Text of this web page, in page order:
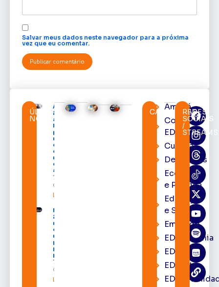
Salvar meus dados neste navegador para a próxima
vez que eu comentar.
ÚLTIMAS
NOTÍCIAS
Acácio
Favacho
apresenta
balanço
parcial do
mandato
com mais
de R$ 668
milhões
destinados
ao Amapá
7 de agosto
de 2026
Leia mais »
Expofeira
2026 começa
neste sábado
com shows,
negócios e
programação
para todos os
públicos
7 de agosto
de 2026
Leia mais »
CATEGORIAS
Amapá
Cortes
EDcast
Cultura
Destaques
Economia
e Política
Educação
e Saúde
Emprego
EDacademia
EDbrasília
EDcast
REDES
SOCIAIS
/
STREAMS